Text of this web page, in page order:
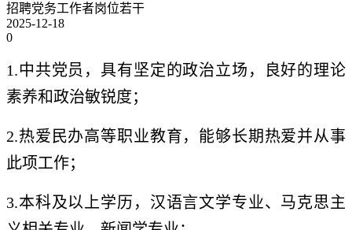
招聘党务工作者岗位若干
2025-12-18
0
1.中共党员，具有坚定的政治立场，良好的理论
素养和政治敏锐度；
2.热爱民办高等职业教育，能够长期热爱并从事
此项工作；
3.本科及以上学历，汉语言文学专业、马克思主